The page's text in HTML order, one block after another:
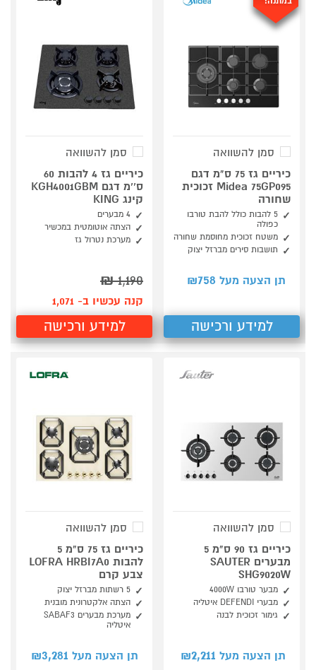
סמן להשוואה
כיריים גז 75 ס"מ דגם
Midea 75GP095 זכוכית
שחורה
5 להבות כולל להבת טורבו
כפולה
משטח זכוכית מחוסמת שחורה
תושבות סירים מברזל יצוק
תן הצעה מעל ₪ 758
למידע ורכישה
סמן להשוואה
כיריים גז 4 להבות 60
ס‘‘מ דגם KGH4001GBM
קינג KING
4 מבערים
הצתה אוטומטית במכשיר
מערכת נטרול גז
1,190
₪
קנה עכשיו ב- 1,071
למידע ורכישה
סמן להשוואה
כיריים גז 90 ס"מ 5
מבערים SAUTER
SHG9020W
מבער טורבו 4000W
מבערי DEFENDI איטליה
גימור זכוכית לבנה
תן הצעה מעל ₪ 2,211
סמן להשוואה
כיריים גז 75 ס"מ 5
להבות LOFRA HRBI7A0
צבע קרם
5 רשתות מברזל יצוק
הצתה אלקטרונית מובנית
מערכת מבערים SABAF3
איטליה
תן הצעה מעל ₪ 3,281